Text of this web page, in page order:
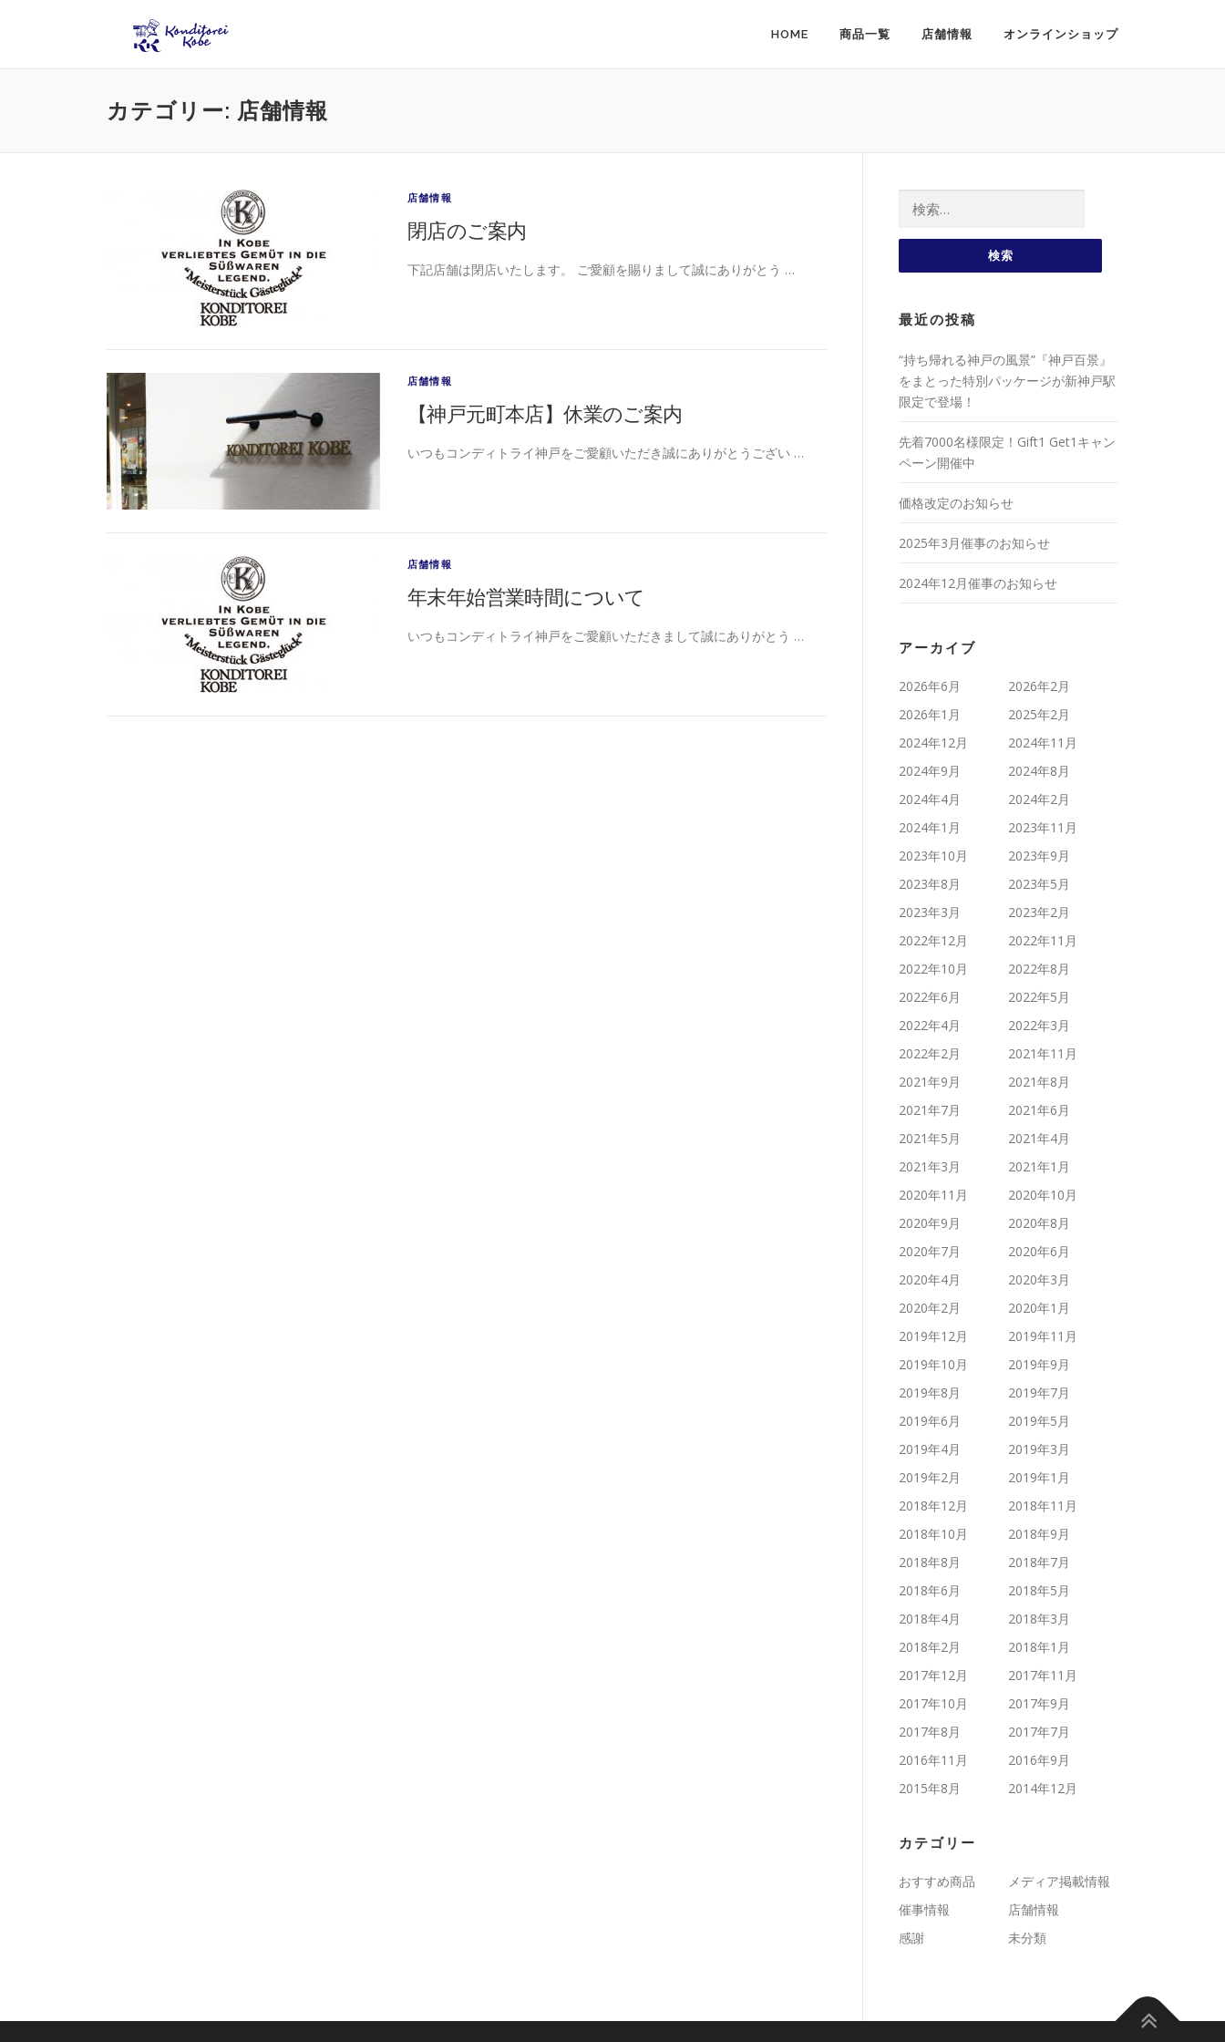
HOME 商品一覧 店舗情報 オンラインショップ
カテゴリー: 店舗情報
店舗情報
閉店のご案内
下記店舗は閉店いたします。 ご愛顧を賜りまして誠にありがとう …
店舗情報
【神戸元町本店】休業のご案内
いつもコンディトライ神戸をご愛顧いただき誠にありがとうござい …
店舗情報
年末年始営業時間について
いつもコンディトライ神戸をご愛顧いただきまして誠にありがとう …
検索:
最近の投稿
“持ち帰れる神戸の風景”『神戸百景』
をまとった特別パッケージが新神戸駅
限定で登場！
先着7000名様限定！Gift1 Get1キャン
ペーン開催中
価格改定のお知らせ
2025年3月催事のお知らせ
2024年12月催事のお知らせ
アーカイブ
2026年6月
2026年2月
2026年1月
2025年2月
2024年12月
2024年11月
2024年9月
2024年8月
2024年4月
2024年2月
2024年1月
2023年11月
2023年10月
2023年9月
2023年8月
2023年5月
2023年3月
2023年2月
2022年12月
2022年11月
2022年10月
2022年8月
2022年6月
2022年5月
2022年4月
2022年3月
2022年2月
2021年11月
2021年9月
2021年8月
2021年7月
2021年6月
2021年5月
2021年4月
2021年3月
2021年1月
2020年11月
2020年10月
2020年9月
2020年8月
2020年7月
2020年6月
2020年4月
2020年3月
2020年2月
2020年1月
2019年12月
2019年11月
2019年10月
2019年9月
2019年8月
2019年7月
2019年6月
2019年5月
2019年4月
2019年3月
2019年2月
2019年1月
2018年12月
2018年11月
2018年10月
2018年9月
2018年8月
2018年7月
2018年6月
2018年5月
2018年4月
2018年3月
2018年2月
2018年1月
2017年12月
2017年11月
2017年10月
2017年9月
2017年8月
2017年7月
2016年11月
2016年9月
2015年8月
2014年12月
カテゴリー
おすすめ商品
メディア掲載情報
催事情報
店舗情報
感謝
未分類